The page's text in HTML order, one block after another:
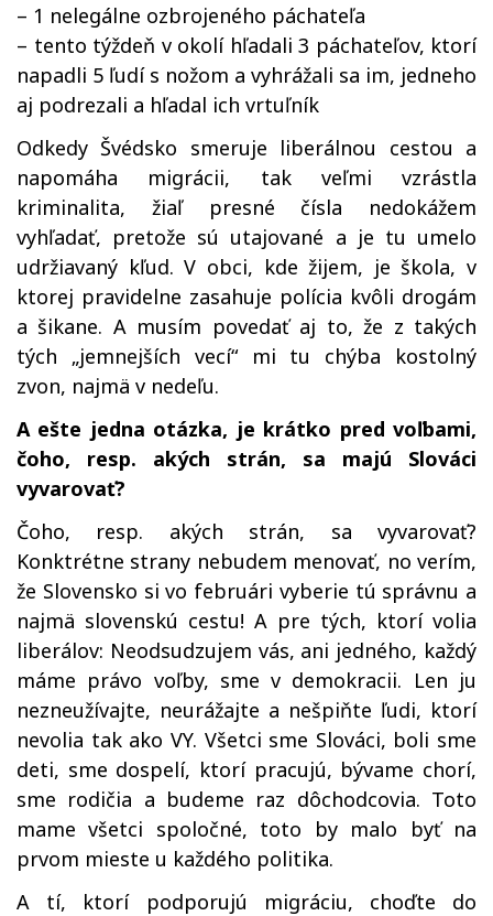
– 1 nelegálne ozbrojeného páchateľa
– tento týždeň v okolí hľadali 3 páchateľov, ktorí
napadli 5 ľudí s nožom a vyhrážali sa im, jedneho
aj podrezali a hľadal ich vrtuľník
Odkedy Švédsko smeruje liberálnou cestou a
napomáha migrácii, tak veľmi vzrástla
kriminalita, žiaľ presné čísla nedokážem
vyhľadať, pretože sú utajované a je tu umelo
udržiavaný kľud. V obci, kde žijem, je škola, v
ktorej pravidelne zasahuje polícia kvôli drogám
a šikane. A musím povedať aj to, že z takých
tých „jemnejších vecí“ mi tu chýba kostolný
zvon, najmä v nedeľu.
A ešte jedna otázka, je krátko pred voľbami,
čoho, resp. akých strán, sa majú Slováci
vyvarovať?
Čoho, resp. akých strán, sa vyvarovať?
Konktrétne strany nebudem menovať, no verím,
že Slovensko si vo februári vyberie tú správnu a
najmä slovenskú cestu! A pre tých, ktorí volia
liberálov: Neodsudzujem vás, ani jedného, každý
máme právo voľby, sme v demokracii. Len ju
nezneužívajte, neurážajte a nešpiňte ľudi, ktorí
nevolia tak ako VY. Všetci sme Slováci, boli sme
deti, sme dospelí, ktorí pracujú, bývame chorí,
sme rodičia a budeme raz dôchodcovia. Toto
mame všetci spoločné, toto by malo byť na
prvom mieste u každého politika.
A tí, ktorí podporujú migráciu, choďte do